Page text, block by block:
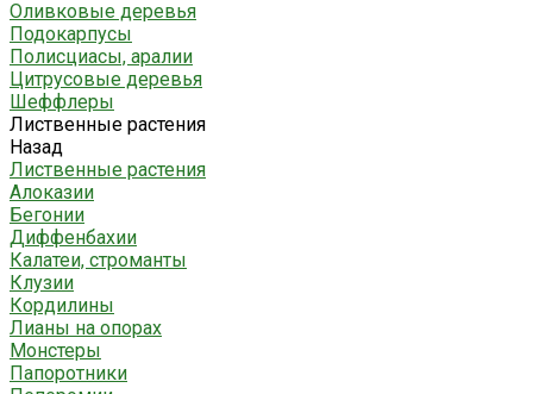
Оливковые деревья
Подокарпусы
Полисциасы, аралии
Цитрусовые деревья
Шеффлеры
Лиственные растения
Назад
Лиственные растения
Алоказии
Бегонии
Диффенбахии
Калатеи, строманты
Клузии
Кордилины
Лианы на опорах
Монстеры
Папоротники